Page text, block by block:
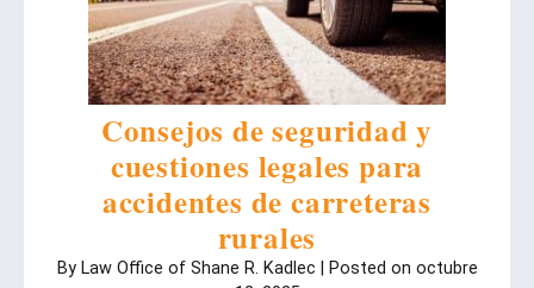
Consejos de seguridad y
cuestiones legales para
accidentes de carreteras
rurales
By Law Office of Shane R. Kadlec Posted on octubre